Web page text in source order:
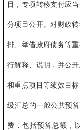
目，专项转移支付应
分项目公开。对财政
排、举借政府债务等
行解释、说明，并公
和重点项目等绩效目
级汇总的一般公共预
费，包括预算总额，